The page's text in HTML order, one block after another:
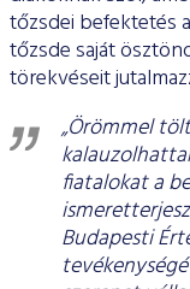
tőzsdei befektetés
tőzsde saját
törekvéseit
„Örömmel
fiatalokat a
Budapesti